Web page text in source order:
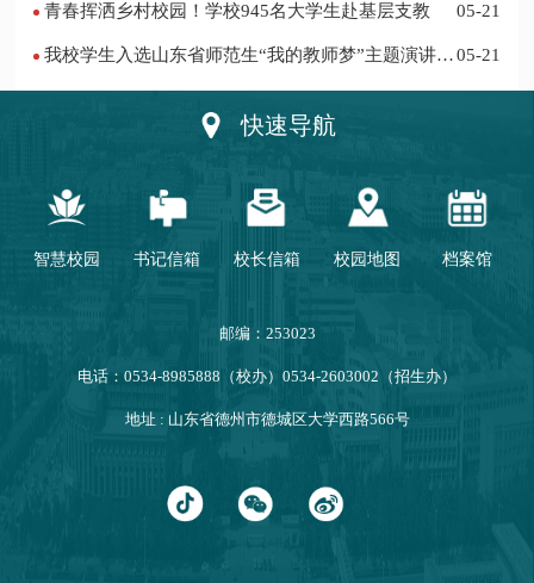
青春挥洒乡村校园！学校945名大学生赴基层支教 05-21
我校学生入选山东省师范生“我的教师梦”主题演讲活
05-21
快速导航
智慧校园 书记信箱 校长信箱 校园地图 档案馆
邮编：253023
电话：0534-8985888（校办）0534-2603002（招生办）
地址 : 山东省德州市德城区大学西路566号